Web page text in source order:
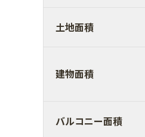
土地面積
建物面積
バルコニー面積